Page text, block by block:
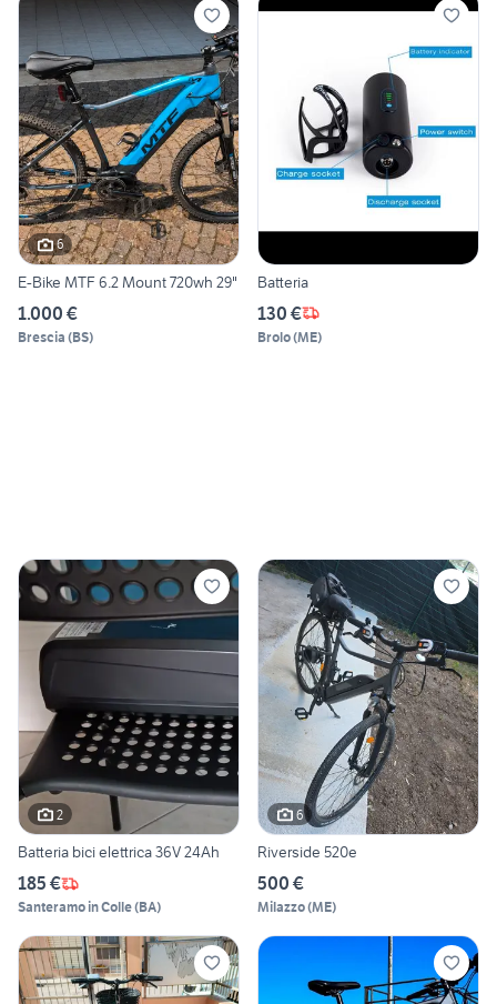
6
E-Bike MTF 6.2 Mount 720wh 29"
1.000 €
Brescia (BS)
Batteria
130 €
Brolo(ME)
2
Batteria bici elettrica 36V 24Ah
185 €
Santeramo in Colle(BA)
6
Riverside 520e
500 €
Milazzo(ME)